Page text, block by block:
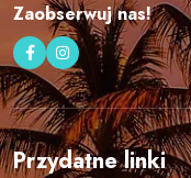
Zaobserwuj nas!
Przydatne linki